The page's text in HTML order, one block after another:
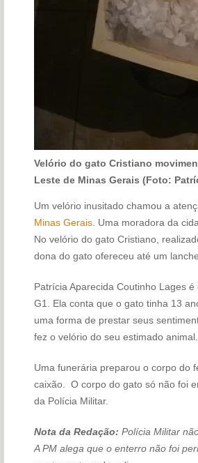
Velório do gato Cristiano
Leste de Minas Gerais (Foto:
Um velório inusitado chamou a
Minas Gerais. Uma moradora da
No velório do gato Cristiano,
dona do gato ofereceu até um
Patrícia Aparecida Coutinho Lages
G1. Ela conta que o gato tinha 13
uma forma de prestar seus
fez o velório do seu estimado
Uma funerária preparou o corpo do
caixão. O corpo do gato só não foi
da Polícia Militar.
Nota da Redação: Polícia Militar
A PM alega que o enterro não foi